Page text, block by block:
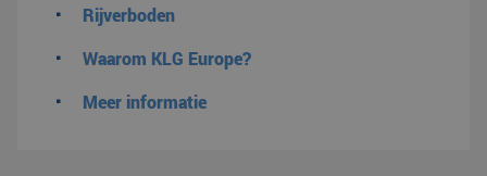
Rijverboden
Waarom KLG Europe?
Meer informatie